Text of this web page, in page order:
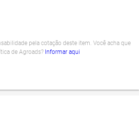
pela cotação deste item. Você acha que
de Agroads? Informar aqui